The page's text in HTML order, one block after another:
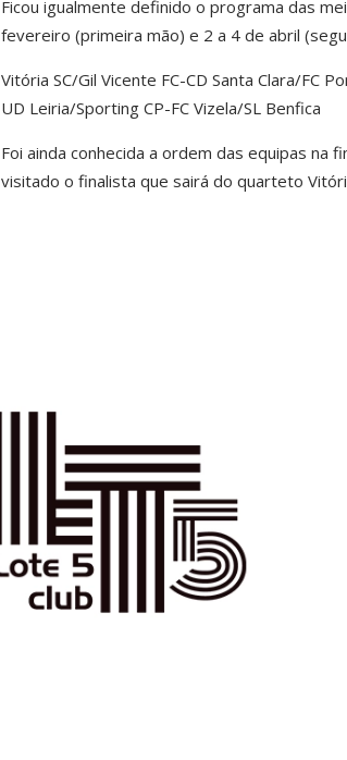
Ficou igualmente definido o programa das
fevereiro (primeira mão) e 2 a 4 de abril
Vitória SC/Gil Vicente FC-CD Santa Clara/FC
UD Leiria/Sporting CP-FC Vizela/SL Benfica
Foi ainda conhecida a ordem das equipas na
visitado o finalista que sairá do quarteto